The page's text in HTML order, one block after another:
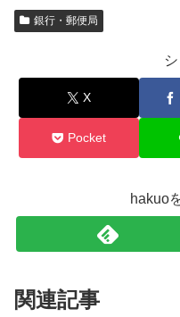
銀行・郵便局
X
Pocket
hakuo
関連記事